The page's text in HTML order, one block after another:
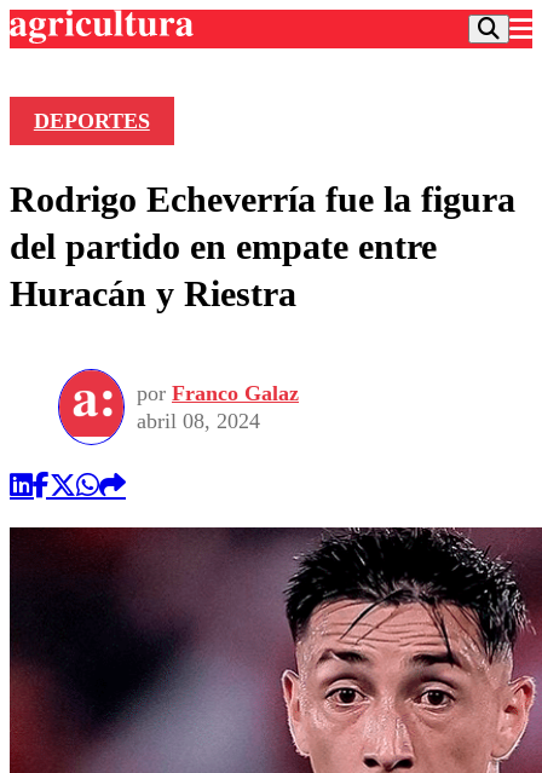
Frecuencias
Agricultura TV
Deportes
Colo Colo
Seleccion Chilena
Torneo Internacional
Universidad de Chile
Entretención
Economía
Internacional
Sustentabilidad
Publicaciones en medios
Opinión
DEPORTES
Rodrigo Echeverría fue la figura
del partido en empate entre
Huracán y Riestra
por Franco Galaz
abril 08, 2024